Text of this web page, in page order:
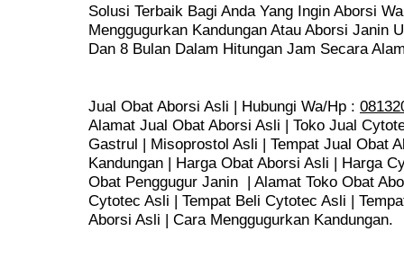
Solusi Terbaik Bagi Anda Yang Ingin Aborsi
Menggugurkan Kandungan Atau Aborsi Janin
Dan 8 Bulan Dalam Hitungan Jam Secara
Jual Obat Aborsi Asli | Hubungi Wa/Hp :
Alamat Jual Obat Aborsi Asli | Toko Jual
Gastrul | Misoprostol Asli | Tempat Jual Obat
Kandungan | Harga Obat Aborsi Asli | Harga
Obat Penggugur Janin | Alamat Toko Obat
Cytotec Asli | Tempat Beli Cytotec Asli |
Aborsi Asli | Cara Menggugurkan Kandungan.